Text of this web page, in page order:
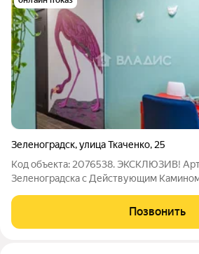
Зеленоградск,улица Ткаченко, 25
Код объекта: 2076538. ЭКСКЛЮЗИВ!
Зеленоградска с Действующим
ждёт именно Вас! Продается
к жизни однокомнатная квартира в
Позвонить